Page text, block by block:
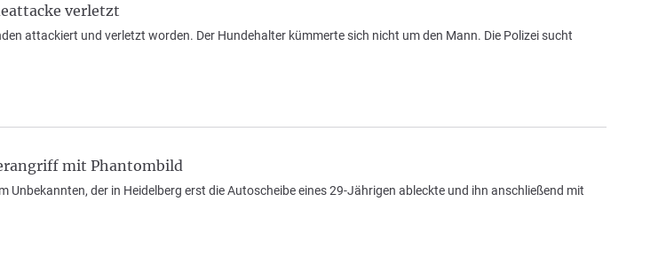
verletzt
attackiert und verletzt worden. Der Hundehalter kümmerte sich nicht um den Mann. Die Polizei sucht
mit Phantombild
Unbekannten, der in Heidelberg erst die Autoscheibe eines 29-Jährigen ableckte und ihn anschließend mit